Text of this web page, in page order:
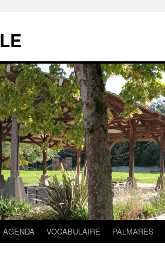
AGENDA VOCABULAIRE PALMARES